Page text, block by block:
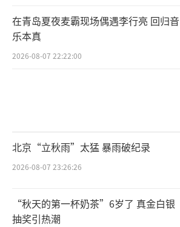
在青岛夏夜麦霸现场偶遇李行亮 回归音
乐本真
2026-08-07 22:22:00
北京“立秋雨”太猛 暴雨破纪录
2026-08-07 23:26:26
“秋天的第一杯奶茶”6岁了 真金白银
抽奖引热潮